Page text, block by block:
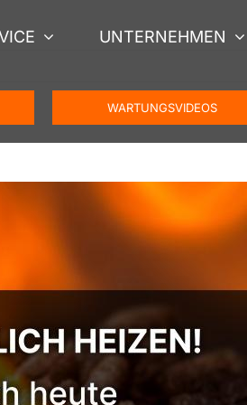
UNTERNEHMEN
WARTUNGSVIDEOS